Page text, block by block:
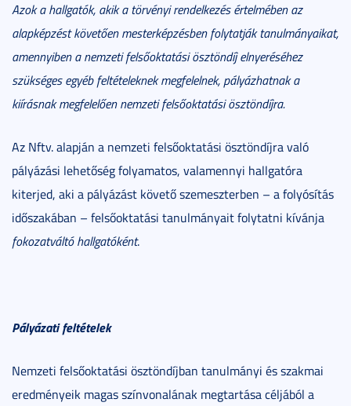
Azok a hallgatók, akik a törvényi rendelkezés értelmében az
alapképzést követően mesterképzésben folytatják tanulmányaikat,
amennyiben a nemzeti felsőoktatási ösztöndíj elnyeréséhez
szükséges egyéb feltételeknek megfelelnek, pályázhatnak a
kiírásnak megfelelően nemzeti felsőoktatási ösztöndíjra.
Az Nftv. alapján a nemzeti felsőoktatási ösztöndíjra való
pályázási lehetőség folyamatos, valamennyi hallgatóra
kiterjed, aki a pályázást követő szemeszterben – a folyósítás
időszakában – felsőoktatási tanulmányait folytatni kívánja
fokozatváltó hallgatóként.
Pályázati feltételek
Nemzeti felsőoktatási ösztöndíjban tanulmányi és szakmai
eredményeik magas színvonalának megtartása céljából a